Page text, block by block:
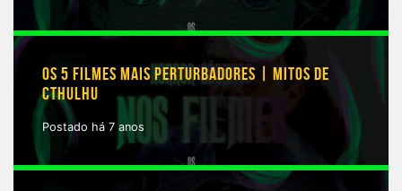
OS 5 FILMES MAIS PERTURBADORES | MITOS DE
CTHULHU
Postado há 7 anos